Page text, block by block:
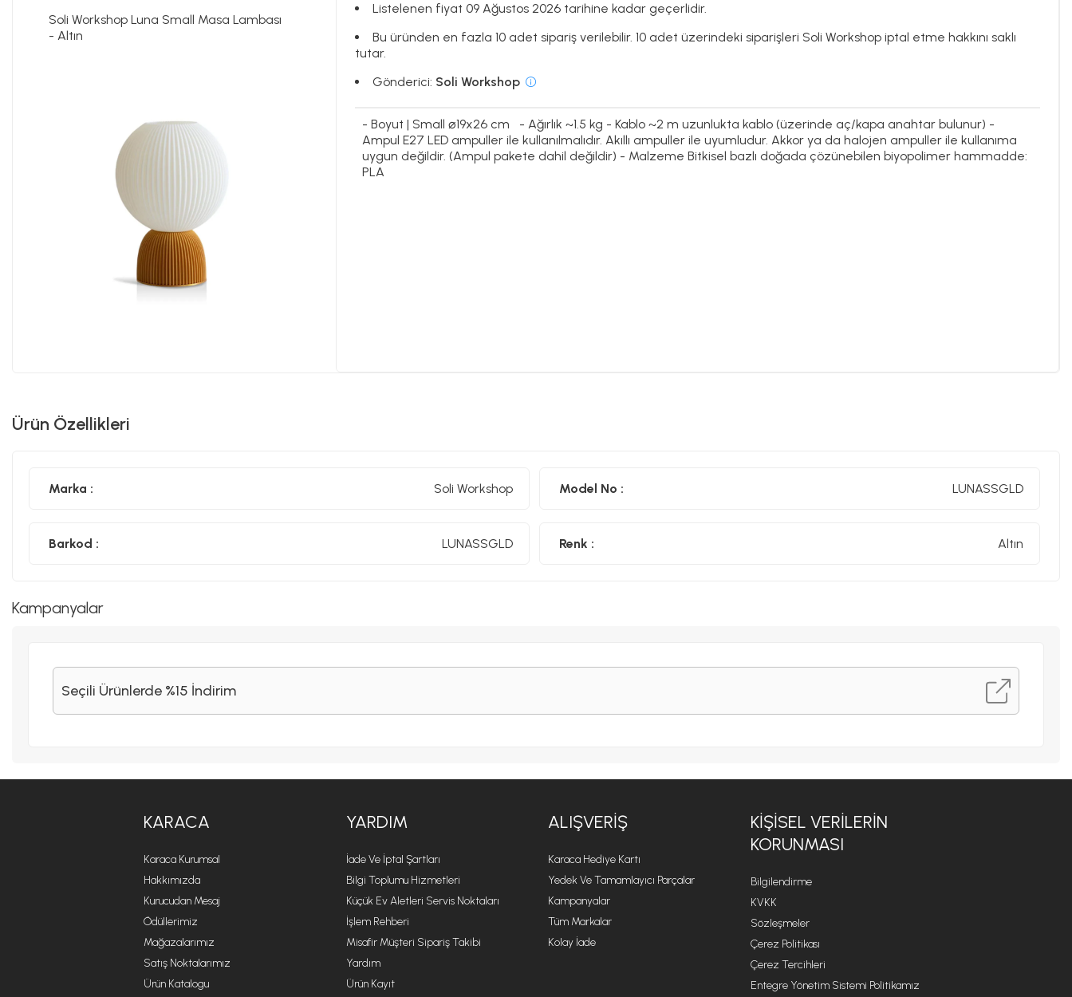
Soli Workshop Luna Small Masa Lambası
- Altın
Listelenen fiyat 09 Ağustos 2026 tarihine kadar geçerlidir.
Bu üründen en fazla 10 adet sipariş verilebilir. 10 adet üzerindeki siparişleri Soli Workshop iptal etme hakkını saklı
tutar.
Gönderici: Soli Workshop
- Boyut | Small ⌀19x26 cm - Ağırlık ~1.5 kg - Kablo ~2 m uzunlukta kablo (üzerinde aç/kapa anahtar bulunur) -
Ampul E27 LED ampuller ile kullanılmalıdır. Akıllı ampuller ile uyumludur. Akkor ya da halojen ampuller ile kullanıma
uygun değildir. (Ampul pakete dahil değildir) - Malzeme Bitkisel bazlı doğada çözünebilen biyopolimer hammadde:
PLA
Ürün Özellikleri
Marka : Soli Workshop Model No : LUNASSGLD
Barkod : LUNASSGLD Renk : Altın
Kampanyalar
Seçili Ürünlerde %15 İndirim
KARACA
Karaca Kurumsal
Hakkımızda
Kurucudan Mesaj
Ödüllerimiz
Mağazalarımız
Satış Noktalarımız
Ürün Katalogu
YARDIM
İade Ve İptal Şartları
Bilgi Toplumu Hizmetleri
Küçük Ev Aletleri Servis Noktaları
İşlem Rehberi
Misafir Müşteri Sipariş Takibi
Yardım
Ürün Kayıt
ALIŞVERIŞ
Karaca Hediye Kartı
Yedek Ve Tamamlayıcı Parçalar
Kampanyalar
Tüm Markalar
Kolay İade
KIŞISEL VERILERIN
KORUNMASI
Bilgilendirme
KVKK
Sözleşmeler
Çerez Politikası
Çerez Tercihleri
Entegre Yönetim Sistemi Politikamız